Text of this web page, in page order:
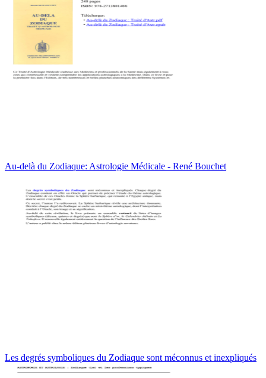
Au-delà du Zodiaque: Astrologie Médicale - René Bouchet
Les degrés symboliques du Zodiaque sont méconnus et inexpliqués